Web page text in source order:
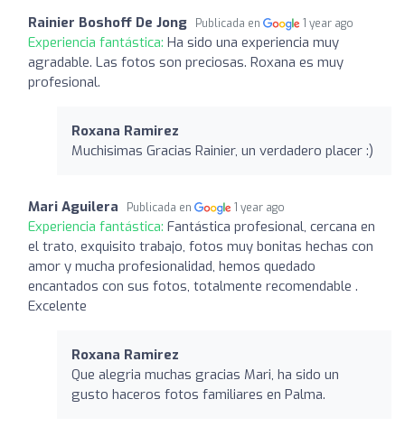
Rainier Boshoff De Jong Publicada en 1 year ago
Experiencia fantástica: Ha sido una experiencia muy
agradable. Las fotos son preciosas. Roxana es muy
profesional.
Roxana Ramirez
Muchisimas Gracias Rainier, un verdadero placer :)
Mari Aguilera Publicada en 1 year ago
Experiencia fantástica: Fantástica profesional, cercana en
el trato, exquisito trabajo, fotos muy bonitas hechas con
amor y mucha profesionalidad, hemos quedado
encantados con sus fotos, totalmente recomendable .
Excelente
Roxana Ramirez
Que alegria muchas gracias Mari, ha sido un
gusto haceros fotos familiares en Palma.